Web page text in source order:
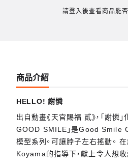
請登入後查看商品能否
商品介紹
HELLO! 謝憐
出自動畫《天官賜福 貳》，「謝憐
GOOD SMILE」是Good Smile
模型系列。可讓脖子左右搖動。
Koyama的指導下，獻上令人想收